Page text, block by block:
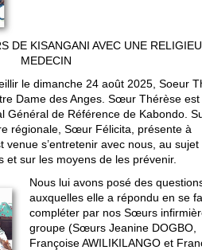
DE KISANGANI AVEC UNE
MEDECIN
le dimanche 24 août 2025, Soeur
Dame des Anges. Sœur Thérèse est
Général de Référence de Kabondo.
régionale, Sœur Félicita, présente à
venue s’entretenir avec nous, au sujet
et sur les moyens de les prévenir.
Nous lui avons posé des
auxquelles elle a répondu en se
compléter par nos Sœurs
groupe (Sœurs Jeanine DOGBO,
Françoise AWILIKILANGO et